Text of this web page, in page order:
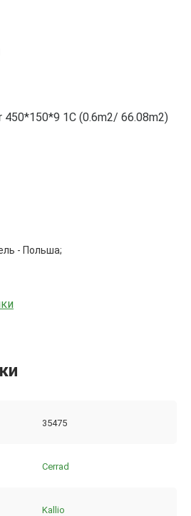
450*150*9 1C (0.6m2/ 66.08m2)
- Польша;
35475
Cerrad
Kallio